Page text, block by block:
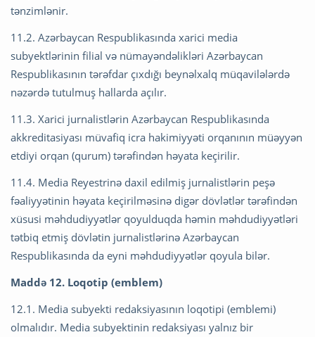
tənzimlənir.
11.2. Azərbaycan Respublikasında xarici media
subyektlərinin filial və nümayəndəlikləri Azərbaycan
Respublikasının tərəfdar çıxdığı beynəlxalq müqavilələrdə
nəzərdə tutulmuş hallarda açılır.
11.3. Xarici jurnalistlərin Azərbaycan Respublikasında
akkreditasiyası müvafiq icra hakimiyyəti orqanının müəyyən
etdiyi orqan (qurum) tərəfindən həyata keçirilir.
11.4. Media Reyestrinə daxil edilmiş jurnalistlərin peşə
fəaliyyətinin həyata keçirilməsinə digər dövlətlər tərəfindən
xüsusi məhdudiyyətlər qoyulduqda həmin məhdudiyyətləri
tətbiq etmiş dövlətin jurnalistlərinə Azərbaycan
Respublikasında da eyni məhdudiyyətlər qoyula bilər.
Maddə 12. Loqotip (emblem)
12.1. Media subyekti redaksiyasının loqotipi (emblemi)
olmalıdır. Media subyektinin redaksiyası yalnız bir